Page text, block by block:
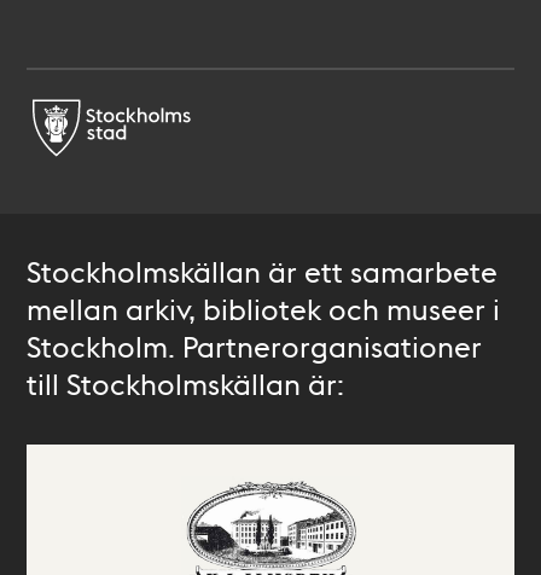
Stockholmskällan är ett samarbete
mellan arkiv, bibliotek och museer i
Stockholm. Partnerorganisationer
till Stockholmskällan är: